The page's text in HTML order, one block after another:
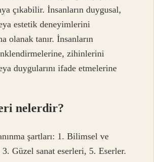
çıkabilir. İnsanların duygusal,
estetik deneyimlerini
olanak tanır. İnsanların
zihinlerini
duygularını ifade etmelerine
nelerdir?
şartları: 1. Bilimsel ve
3. Güzel sanat eserleri, 5. Eserler.